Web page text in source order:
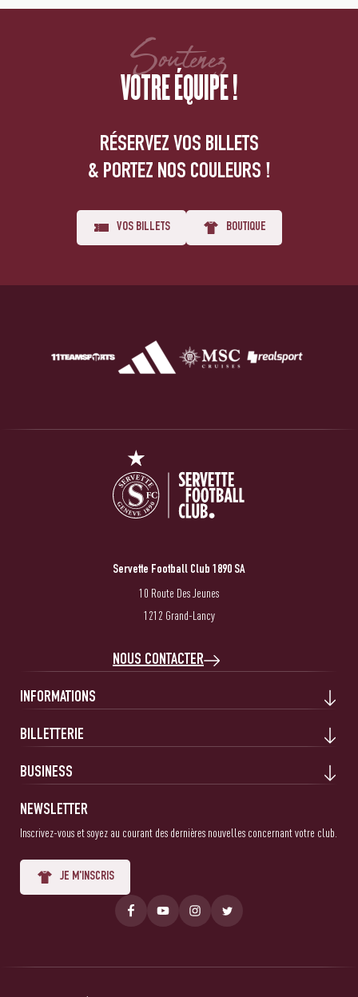
Soutenez
VOTRE ÉQUIPE !
RÉSERVEZ VOS BILLETS
& PORTEZ NOS COULEURS !
VOS BILLETS BOUTIQUE
Servette Football Club 1890 SA
10 Route Des Jeunes
1212 Grand-Lancy
NOUS CONTACTER
INFORMATIONS
BILLETTERIE
BUSINESS
NEWSLETTER
Inscrivez-vous et soyez au courant des dernières nouvelles concernant votre club.
JE M'INSCRIS